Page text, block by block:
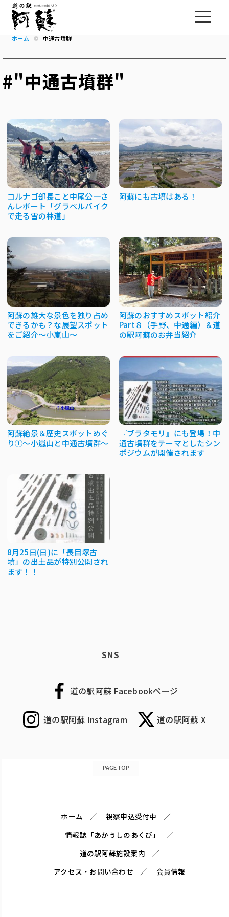
ホーム 中通古墳群
#"中通古墳群"
コルナゴ部長こと中尾公一さ
んレポート「グラベルバイク
で走る雪の林道」
阿蘇にも古墳はある！
阿蘇の雄大な景色を独り占め
できるかも？な展望スポット
をご紹介～小嵐山～
阿蘇のおすすめスポット紹介
Part８（手野、中通編）＆道
の駅阿蘇のお弁当紹介
阿蘇絶景＆歴史スポットめぐ
り①～小嵐山と中通古墳群～
『ブラタモリ』にも登場！中
通古墳群をテーマとしたシン
ポジウムが開催されます
8月25日(日)に「長目塚古
墳」の出土品が特別公開され
ます！！
SNS
道の駅阿蘇 Facebookページ
道の駅阿蘇 Instagram 道の駅阿蘇 X
PAGETOP
ホーム
視察申込受付中
情報誌「あかうしのあくび」
道の駅阿蘇施設案内
アクセス・お問い合わせ
会員情報